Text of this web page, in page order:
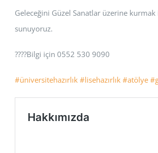
Geleceğini Güzel Sanatlar üzerine
sunuyoruz.
????Bilgi için 0552 530 9090
#üniversitehazırlık #lisehazırlık #atölye